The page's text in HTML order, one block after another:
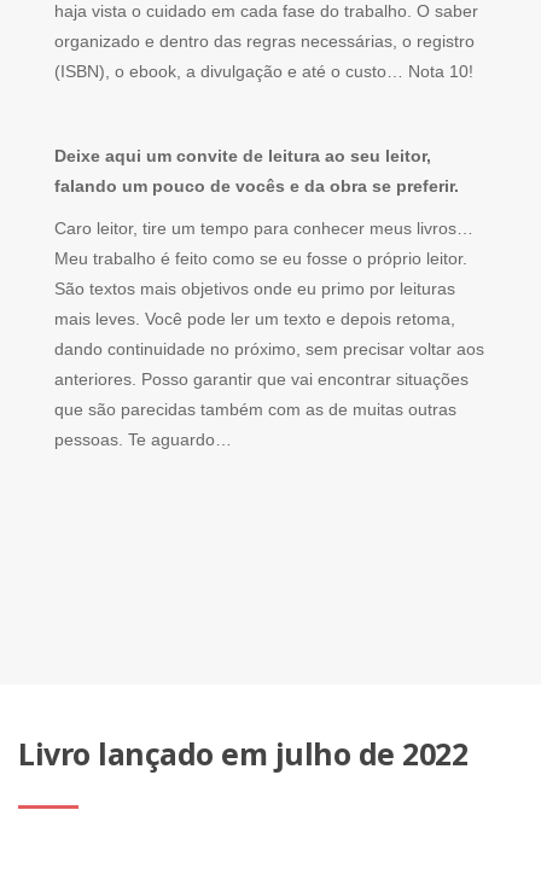
haja vista o cuidado em cada fase do trabalho. O saber
organizado e dentro das regras necessárias, o registro
(ISBN), o ebook, a divulgação e até o custo… Nota 10!
Deixe aqui um convite de leitura ao seu leitor,
falando um pouco de vocês e da obra se preferir.
Caro leitor, tire um tempo para conhecer meus livros…
Meu trabalho é feito como se eu fosse o próprio leitor.
São textos mais objetivos onde eu primo por leituras
mais leves. Você pode ler um texto e depois retoma,
dando continuidade no próximo, sem precisar voltar aos
anteriores. Posso garantir que vai encontrar situações
que são parecidas também com as de muitas outras
pessoas. Te aguardo…
Livro lançado em julho de 2022